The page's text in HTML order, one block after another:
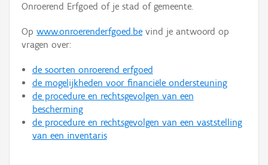
Aanmelden
Onroerend Erfgoed of je stad of gemeente.
Op www.onroerenderfgoed.be vind je antwoord op
vragen over:
de soorten onroerend erfgoed
de mogelijkheden voor financiële ondersteuning
de procedure en rechtsgevolgen van een
bescherming
de procedure en rechtsgevolgen van een vaststelling
van een inventaris